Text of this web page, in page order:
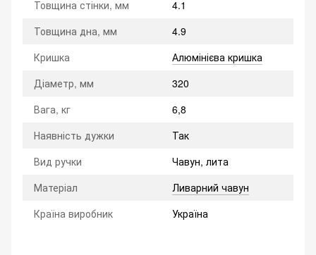
Товщина стінки, мм
4.1
Товщина дна, мм
4.9
Кришка
Алюмінієва кришка
Діаметр, мм
320
Вага, кг
6,8
Наявність дужки
Так
Вид ручки
Чавун, лита
Матеріал
Ливарний чавун
Країна виробник
Україна